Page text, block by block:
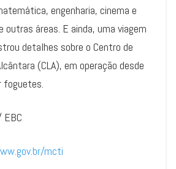
engenharia, cinema e
outras áreas. E ainda, uma viagem
detalhes sobre o Centro de
(CLA), em operação desde
foguetes.
EBC
mcti